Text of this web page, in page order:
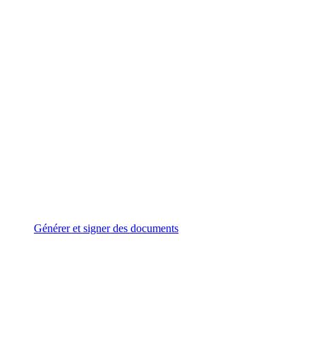
Générer et signer des documents